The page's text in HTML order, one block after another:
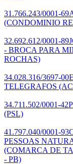
31.766.243/0001-69
(CONDOMINIO
32.692.612/0001-89
- BROCA PARA
ROCHAS)
34.028.316/3697-00
TELEGRAFOS
34.711.502/0001-42
(PSL)
41.797.040/0001-93
PESSOAS
(COMARCA DE
- PB)